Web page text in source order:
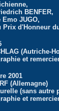
BENFER,
JUGO,
Prix d'Honneur
(Autriche-
et
2001
(Allemagne)
(sans autre
et